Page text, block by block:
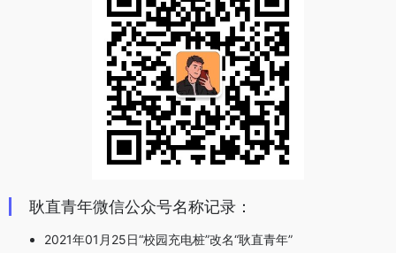
耿直青年微信公众号名称记录：
2021年01月25日“校园充电桩”改名“耿直青年”